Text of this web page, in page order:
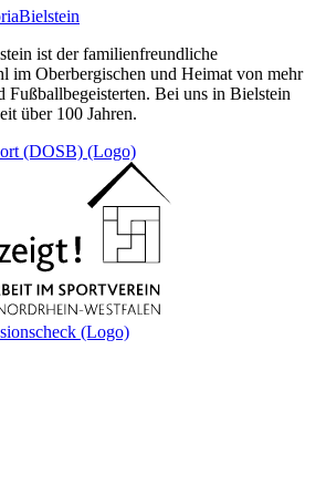
Bielstein
ist der familienfreundliche
im Oberbergischen und Heimat von mehr
Fußballbegeisterten. Bei uns in Bielstein
über 100 Jahren.